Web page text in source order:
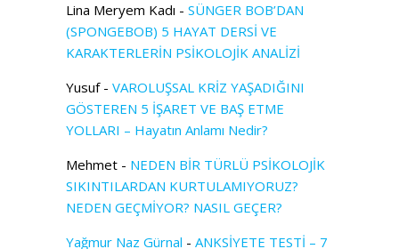
Lina Meryem Kadı - SÜNGER BOB’DAN
(SPONGEBOB) 5 HAYAT DERSİ VE
KARAKTERLERİN PSİKOLOJİK ANALİZİ
Yusuf- VAROLUŞSAL KRİZ YAŞADIĞINI
GÖSTEREN 5 İŞARET VE BAŞ ETME
YOLLARI – Hayatın Anlamı Nedir?
Mehmet - NEDEN BİR TÜRLÜ PSİKOLOJİK
SIKINTILARDAN KURTULAMIYORUZ?
NEDEN GEÇMİYOR? NASIL GEÇER?
Yağmur Naz Gürnal - ANKSİYETE TESTİ – 7